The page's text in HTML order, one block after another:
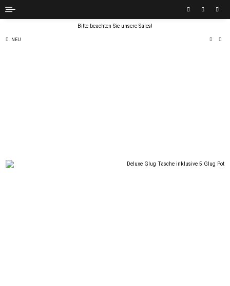
Bitte beachten Sie unsere Sales!
NEU